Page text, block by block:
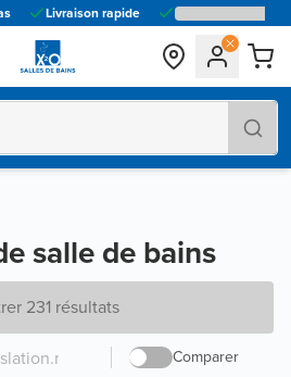
Livraison rapide
salle de bains
231 résultats
Comparer